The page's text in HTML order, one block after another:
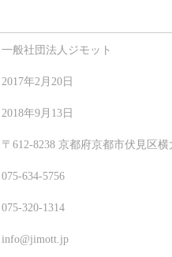
一般社団法人ジモット
2017年2月20日
2018年9月13日
〒612-8238 京都府京都市伏見区
075-634-5756
075-320-1314
info@jimott.jp